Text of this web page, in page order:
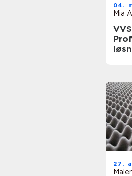
04.
Mia
27.